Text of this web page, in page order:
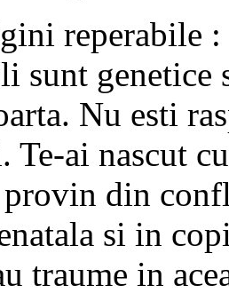
reperabile :
sunt genetice
Nu esti
Te-ai nascut
din
si in
traume in